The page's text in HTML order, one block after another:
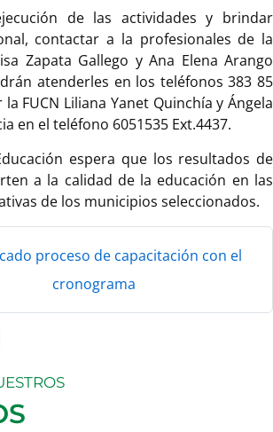
de las actividades y brindar
contactar a la profesionales de la
Zapata Gallego y Ana Elena Arango
atenderles en los teléfonos 383 85
FUCN Liliana Yanet Quinchía y Ángela
en el teléfono 6051535 Ext.4437.
espera que los resultados de
a la calidad de la educación en las
de los municipios seleccionados.
proceso de capacitación con el
cronograma